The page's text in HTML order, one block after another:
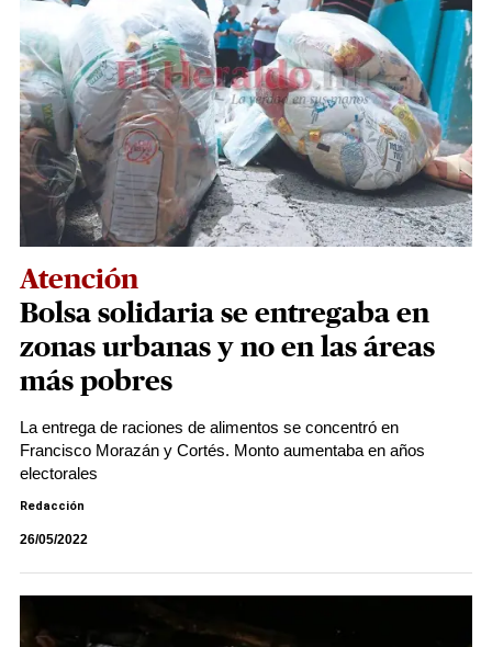
Atención
Bolsa solidaria se entregaba en
zonas urbanas y no en las áreas
más pobres
La entrega de raciones de alimentos se concentró en
Francisco Morazán y Cortés. Monto aumentaba en años
electorales
Redacción
26/05/2022